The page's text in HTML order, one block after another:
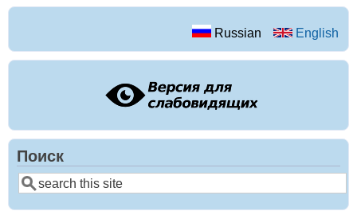
Russian English
Поиск
Поиск